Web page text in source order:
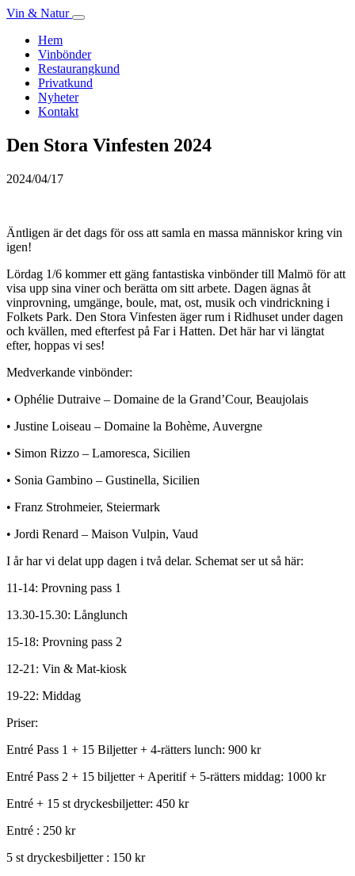
Vin & Natur
Hem
Vinbönder
Restaurangkund
Privatkund
Nyheter
Kontakt
Den Stora Vinfesten 2024
2024/04/17
Äntligen är det dags för oss att samla en massa människor kring vin
igen!
Lördag 1/6 kommer ett gäng fantastiska vinbönder till Malmö för att
visa upp sina viner och berätta om sitt arbete. Dagen ägnas åt
vinprovning, umgänge, boule, mat, ost, musik och vindrickning i
Folkets Park. Den Stora Vinfesten äger rum i Ridhuset under dagen
och kvällen, med efterfest på Far i Hatten. Det här har vi längtat
efter, hoppas vi ses!
Medverkande vinbönder:
• Ophélie Dutraive – Domaine de la Grand’Cour, Beaujolais
• Justine Loiseau – Domaine la Bohème, Auvergne
• Simon Rizzo – Lamoresca, Sicilien
• Sonia Gambino – Gustinella, Sicilien
• Franz Strohmeier, Steiermark
• Jordi Renard – Maison Vulpin, Vaud
I år har vi delat upp dagen i två delar. Schemat ser ut så här:
11-14: Provning pass 1
13.30-15.30: Långlunch
15-18: Provning pass 2
12-21: Vin & Mat-kiosk
19-22: Middag
Priser:
Entré Pass 1 + 15 Biljetter + 4-rätters lunch: 900 kr
Entré Pass 2 + 15 biljetter + Aperitif + 5-rätters middag: 1000 kr
Entré + 15 st dryckesbiljetter: 450 kr
Entré : 250 kr
5 st dryckesbiljetter : 150 kr